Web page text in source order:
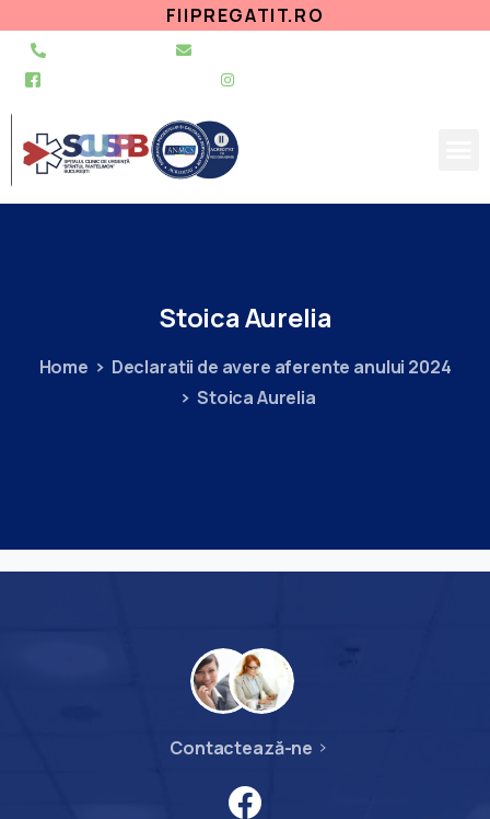
FIIPREGATIT.RO
StoicaAurelia
Home
Declaratii de avere aferente anului 2024
Stoica Aurelia
Contactează-ne